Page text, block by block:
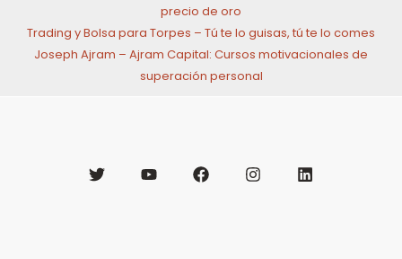
precio de oro
Trading y Bolsa para Torpes – Tú te lo guisas, tú te lo comes
Joseph Ajram – Ajram Capital: Cursos motivacionales de
superación personal